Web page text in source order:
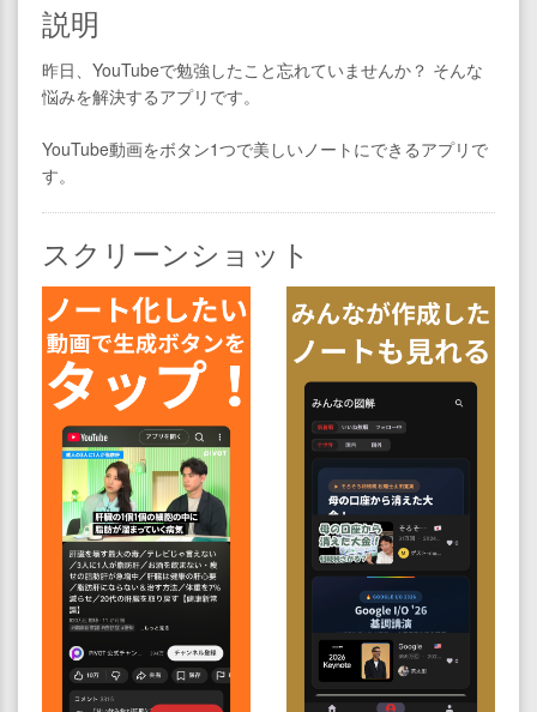
説明
昨日、YouTubeで勉強したこと忘れていませんか？ そんな
悩みを解決するアプリです。
YouTube動画をボタン1つで美しいノートにできるアプリで
す。
スクリーンショット